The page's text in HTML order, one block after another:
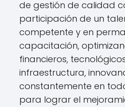
de gestión de calidad
participación de un
competente y en
capacitación,
financieros,
infraestructura,
constantemente en
para lograr el